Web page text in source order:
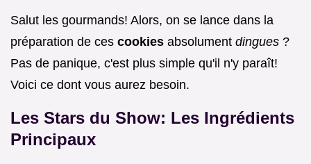
Salut les gourmands! Alors, on se lance dans la
préparation de ces cookies absolument dingues ?
Pas de panique, c'est plus simple qu'il n'y paraît!
Voici ce dont vous aurez besoin.
Les Stars du Show: Les Ingrédients
Principaux